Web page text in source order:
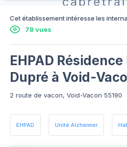
Cet établissement intéresse les
78 vues
EHPAD
Dupré à Void-
2 route de vacon, Void-Vacon 55190
EHPAD Unité Alzheimer